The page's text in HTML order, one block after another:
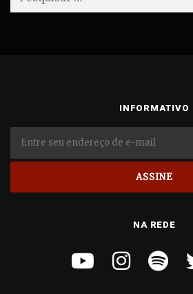
INFORMATIVO
NA REDE